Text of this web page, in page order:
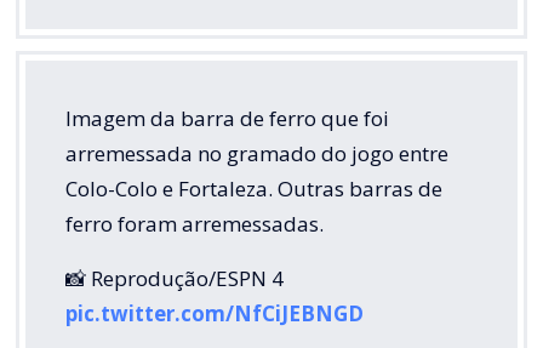
Imagem da barra de ferro que foi
arremessada no gramado do jogo entre
Colo-Colo e Fortaleza. Outras barras de
ferro foram arremessadas.
📸 Reprodução/ESPN 4
pic.twitter.com/NfCiJEBNGD